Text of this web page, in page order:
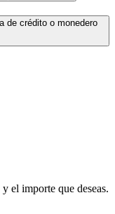
de crédito o monedero
el importe que deseas.